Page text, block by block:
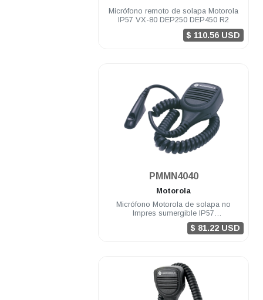
Micrófono remoto de solapa Motorola
IP57 VX-80 DEP250 DEP450 R2
$ 110.56 USD
PMMN4040
Motorola
Micrófono Motorola de solapa no
Impres sumergible IP57
DGP6150/4150 DGP8000/5000
$ 81.22 USD